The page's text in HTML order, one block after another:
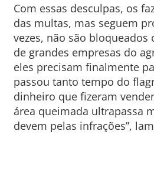
Com essas desculpas, os
das multas, mas seguem
vezes, não são
de grandes empresas do
eles precisam finalmente
passou tanto tempo do
dinheiro que fizeram
área queimada ultrapassa
devem pelas infrações”,